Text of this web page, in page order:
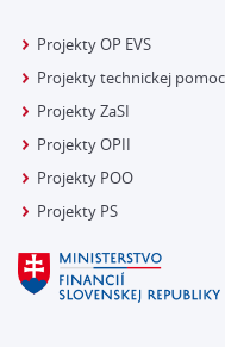
Projekty OP EVS
Projekty technickej
Projekty ZaSI
Projekty OPII
Projekty POO
Projekty PS